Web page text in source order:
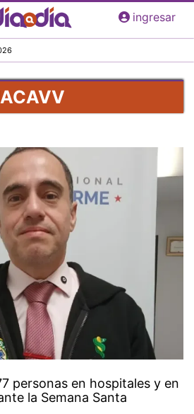
Pasar
al
principal
ingresar
personas en hospitales y en
la Semana Santa